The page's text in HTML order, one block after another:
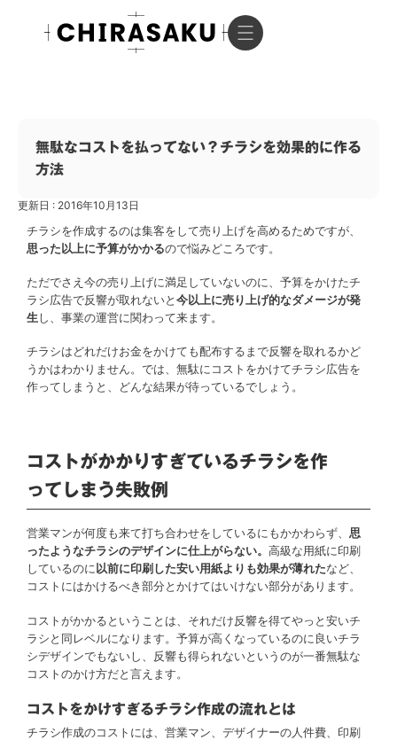
無駄なコストを払ってない？チラシを効果的に作る
方法
更新日 : 2016年10月13日
チラシを作成するのは集客をして売り上げを高めるためですが、
思った以上に予算がかかるので悩みどころです。
ただでさえ今の売り上げに満足していないのに、予算をかけたチ
ラシ広告で反響が取れないと今以上に売り上げ的なダメージが発
生し、事業の運営に関わって来ます。
チラシはどれだけお金をかけても配布するまで反響を取れるかど
うかはわかりません。では、無駄にコストをかけてチラシ広告を
作ってしまうと、どんな結果が待っているでしょう。
コストがかかりすぎているチラシを作
ってしまう失敗例
営業マンが何度も来て打ち合わせをしているにもかかわらず、 思
ったようなチラシのデザインに仕上がらない。 高級な用紙に印刷
しているのに以前に印刷した安い用紙よりも効果が薄れたなど、
コストにはかけるべき部分とかけてはいけない部分があります。
コストがかかるということは、それだけ反響を得てやっと安いチ
ラシと同レベルになります。予算が高くなっているのに良いチラ
シデザインでもないし、反響も得られないというのが一番無駄な
コストのかけ方だと言えます。
コストをかけすぎるチラシ作成の流れとは
チラシ作成のコストには、営業マン、デザイナーの人件費、印刷